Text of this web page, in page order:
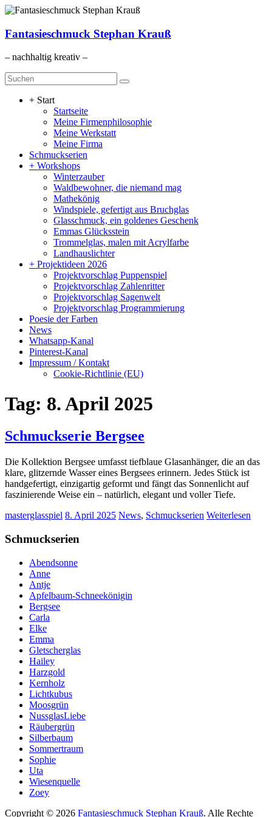
Zum
springen
Fantasieschmuck Stephan Krauß
– nachhaltig kreativ –
Menü
+ Start
Startseite
Meine Firmenphilosophie
Meine Werkstatt
Meine Firma
Schmuckserien
+ Workshops
Winterzauber
Waldbewohner, die niemand mag
Mathekönig
Windspiele, gefertigt aus Bruchglas
Glasschmuck, ein goldenes Geschenk
Emmas Glücksstein
Trommelglas, malen mit Acrylfarbe
Landhauslichter
+ Projektideen 2026
Projektvorschlag Puppenspiel
Projektvorschlag Zahlenritter
Projektvorschlag Sagenwelt
Projektvorschlag Programmierung
Poesie der Farben
News
Whatsapp-Kanal
Pinterest-Kanal
Impressum / Kontakt
Cookie-Richtlinie (EU)
Tag: 8. April 2025
Schmuckserie Bergsee
Die Kollektion Bergsee umfasst tiefblaue Glasanhänger, die an das
klare, glitzernde Wasser eines Bergsees erinnern. Jedes Stück ist
handgefertigt, einzigartig geformt und fängt das Sonnenlicht auf
faszinierende Weise ein – natürlich, elegant und voller Tiefe.
masterglasspiel 8. April 2025 News, Schmuckserien Weiterlesen
Schmuckserien
Abendsonne
Anne
Antje
Apfelbaum-Schneekönigin
Bergsee
Carla
Elke
Emma
Gletscherglas
Hailey
Harzgold
Kernholz
Lichtkubus
Moosgrün
NussglasLiebe
Räubergrün
Silberbaum
Sommertraum
Sophie
Uta
Wiesenquelle
Zoey
Copyright © 2026 Fantasieschmuck Stephan Krauß. Alle Rechte